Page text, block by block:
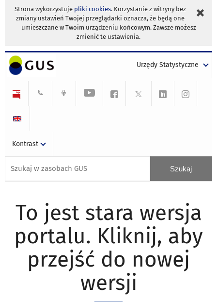
Strona wykorzystuje pliki cookies. Korzystanie z witryny bez
zmiany ustawień Twojej przeglądarki oznacza, że będą one
umieszczane w Twoim urządzeniu końcowym. Zawsze możesz
zmienić te ustawienia.
Urzędy Statystyczne
Kontrast
To jest stara wersja
portalu. Kliknij, aby
przejść do nowej
wersji